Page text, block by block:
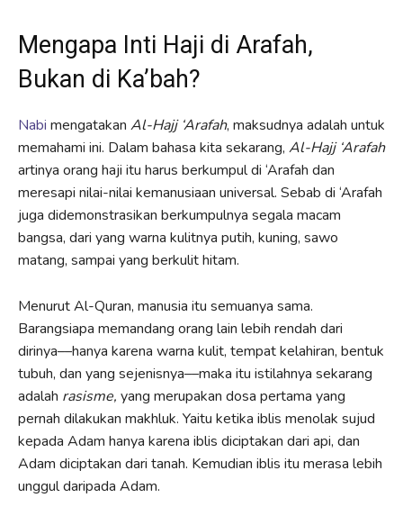
Mengapa Inti Haji di Arafah,
Bukan di Ka’bah?
Nabi mengatakan Al-Hajj ‘Arafah, maksudnya adalah untuk
memahami ini. Dalam bahasa kita sekarang, Al-Hajj ‘Arafah
artinya orang haji itu harus berkumpul di ‘Arafah dan
meresapi nilai-nilai kemanusiaan universal. Sebab di ‘Arafah
juga didemonstrasikan berkumpulnya segala macam
bangsa, dari yang warna kulitnya putih, kuning, sawo
matang, sampai yang berkulit hitam.
Menurut Al-Quran, manusia itu semuanya sama.
Barangsiapa memandang orang lain lebih rendah dari
dirinya––hanya karena warna kulit, tempat kelahiran, bentuk
tubuh, dan yang sejenisnya––maka itu istilahnya sekarang
adalah rasisme, yang merupakan dosa pertama yang
pernah dilakukan makhluk. Yaitu ketika iblis menolak sujud
kepada Adam hanya karena iblis diciptakan dari api, dan
Adam diciptakan dari tanah. Kemudian iblis itu merasa lebih
unggul daripada Adam.